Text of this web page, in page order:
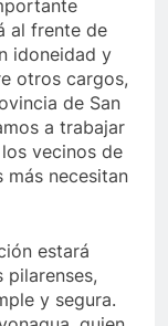
al frente de
idoneidad y
otros cargos,
de San
a trabajar
vecinos de
más necesitan
estará
y segura.